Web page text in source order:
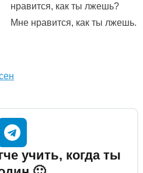
нравится, как ты лжешь?
Мне нравится, как ты лжешь.
учить, когда ты